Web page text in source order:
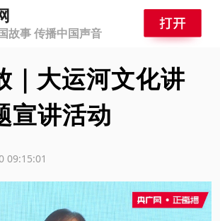
故事 传播中国声音
｜大运河文化讲
宣讲活动
09:15:01